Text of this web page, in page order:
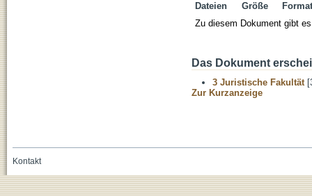
Dateien Größe
Format
Zu diesem Dokument gibt
Das Dokument
3 Juristische Fakultät
Zur Kurzanzeige
Kontakt